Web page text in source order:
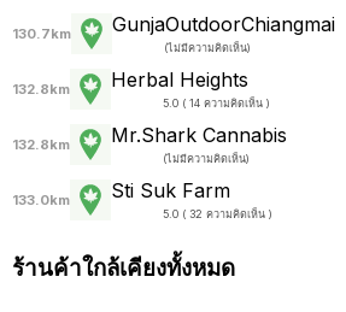
130.7km GunjaOutdoorChiangmai
(ไม่มีความคิดเห็น)
132.8km Herbal Heights
5.0 ( 14 ความคิดเห็น )
132.8km Mr.Shark Cannabis
(ไม่มีความคิดเห็น)
133.0km Sti Suk Farm
5.0 ( 32 ความคิดเห็น )
ร้านค้าใกล้เคียงทั้งหมด